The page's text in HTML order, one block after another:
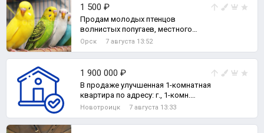
1 500 ₽
Продам молодых птенцов
волнистых попугаев, местного
разведения.
Орск 7 августа 13:52
1 900 000 ₽
В продаже улучшенная 1-комнатная
квартира по адресу: г., 1-комн.
квартира
Новотроицк 7 августа 13:33